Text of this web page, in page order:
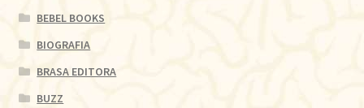
BEBEL BOOKS
BIOGRAFIA
BRASA EDITORA
BUZZ